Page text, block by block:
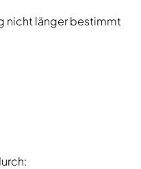
nicht länger bestimmt